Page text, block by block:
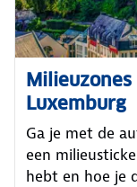
Luxemburg
Ga je met de
een
hebt en hoe je